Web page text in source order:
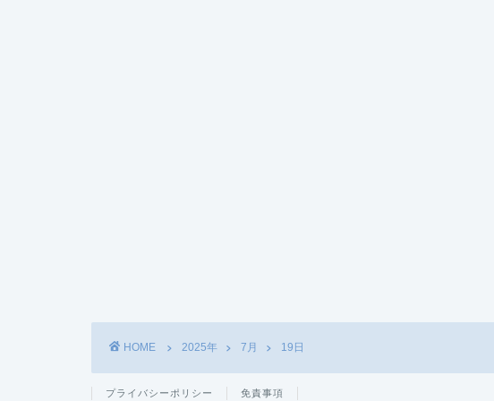
HOME 2025年 7月 19日
プライバシーポリシー 免責事項